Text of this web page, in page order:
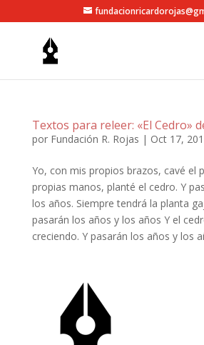
Textos para releer: «El Cedro»
por Fundación R. Rojas | Oct 17,
Yo, con mis propios brazos, cavé el
propias manos, planté el cedro. Y
los años. Siempre tendrá la planta
pasarán los años y los años Y el
creciendo. Y pasarán los años y los